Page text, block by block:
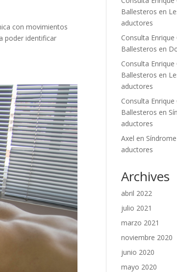
con movimientos
poder identificar
Ballesteros en
aductores
Consulta Enrique
Ballesteros en
Consulta Enrique
Ballesteros en
aductores
Consulta Enrique
Ballesteros en
aductores
Axel en
aductores
Archives
abril 2022
julio 2021
marzo 2021
noviembre 2020
junio 2020
mayo 2020